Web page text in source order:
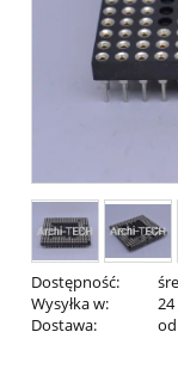
Dostępność:
Wysyłka w:
Dostawa:
od
Cena nie